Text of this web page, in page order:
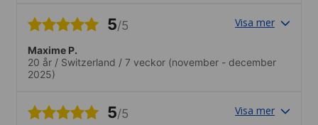
5/5 Visa mer
Maxime P.
20 år / Switzerland / 7 veckor (november - december
2025)
5/5 Visa mer